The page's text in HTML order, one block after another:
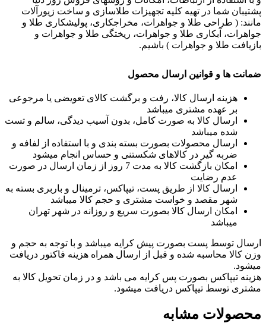
پشتیبان شما در تهیه کلیه تجهیزات طلاسازی و ساخت زیورآلات
مانند: ( طراحی طلا و جواهرات، مخراجکاری، پولیشکاری طلا و
جواهرات، آبکاری طلا و جواهرات، ریختگی طلا و جواهرات و
بازیافت طلا و جواهرات ) باشیم.
ضمانت ها و قوانین ارسال محصول
هزینه ارسال کالا، رفت و برگشت کالای تعویضی یا مرجوعی
بر عهده مشتری میباشد
ارسال کالا به صورت کامل، بدون آسیب دیدگی، سالم و تست
شده میباشد
ارسال محصولات بصورت بسته بندی و با استفاده از لفافه و
ضربه گیر در کالاهای شکستنی و حساس انجام میشود
امکان بازگشت کالا به مدت 7 روز از زمان ارسال در صورت
عدم رضایت
ارسال کالا از طریق پست، تیپاکس، ترمینال و باربری بسته به
شهر مقصد و خواست مشتری و حجم کالا میباشد
امکان ارسال کالا بصورت سریع و روزانه در شهر تهران
میباشد
ارسال توسط پست بصورت پیش کرایه میباشد و با توجه به حجم و
وزن کالا محاسبه شده و قبل از ارسال همراه هزینه فاکتور دریافت
میشود.
هزینه تیپاکس بصورت پس کرایه می باشد و در زمان تحویل کالا به
مشتری توسط تیپاکس دریافت میشود.
محصولات مشابه